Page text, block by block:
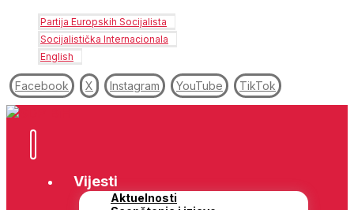
Partija Europskih Socijalista
Socijalistička Internacionala
English
Facebook X Instagram YouTube TikTok
Vijesti
Aktuelnosti